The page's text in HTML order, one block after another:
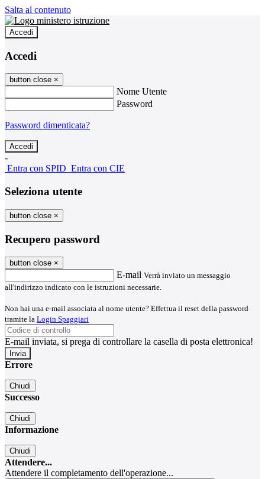
Salta al contenuto
Accedi
Accedi
button close ×
Nome Utente
Password
Password dimenticata?
-
Entra con SPID Entra con CIE
Seleziona utente
button close ×
Recupero password
button close ×
E-mail Verrà inviato un messaggio
all'indirizzo indicato con le istruzioni necessarie.
Non hai una e-mail associata al nome utente? Effettua il reset della password
tramite la Login Spaggiari
E-mail inviata, si prega di controllare la casella di posta elettronica!
Errore
Chiudi
Successo
Chiudi
Informazione
Chiudi
Attendere...
Attendere il completamento dell'operazione...